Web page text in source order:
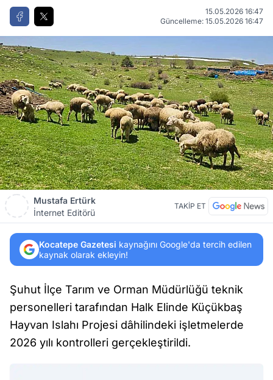
15.05.2026 16:47
Güncelleme: 15.05.2026 16:47
Mustafa Ertürk
İnternet Editörü
TAKİP ET
Kocatepe Gazetesi kaynağını Google'da tercih edilen
kaynak olarak ekleyin!
Şuhut İlçe Tarım ve Orman Müdürlüğü teknik
personelleri tarafından Halk Elinde Küçükbaş
Hayvan Islahı Projesi dâhilindeki işletmelerde
2026 yılı kontrolleri gerçekleştirildi.